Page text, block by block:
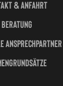
& Anfahrt
Beratung
Ansprechpartner